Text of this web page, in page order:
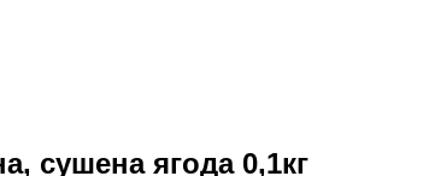
сушена ягода 0,1кг